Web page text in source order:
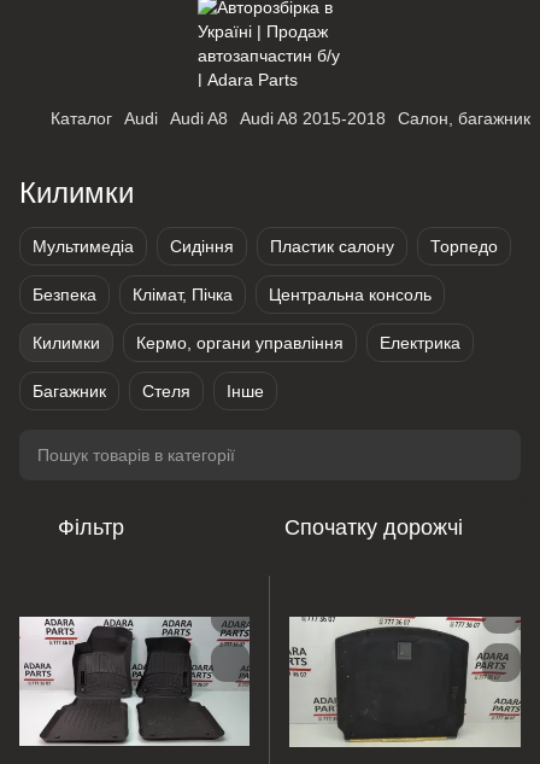
Каталог Audi Audi A8 Audi A8 2015-2018 Салон, багажник
Килимки
Мультимедіа Сидіння Пластик салону Торпедо
Безпека Клімат, Пічка Центральна консоль
Килимки Кермо, органи управління Електрика
Багажник Стеля Інше
Фільтр Спочатку дорожчі